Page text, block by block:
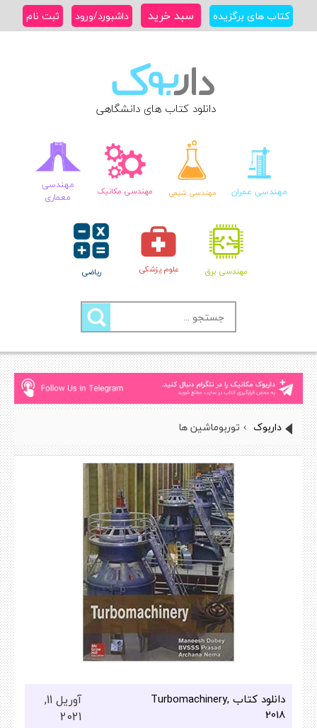
کتاب های برگزیده سبد خرید داشبورد/ورود ثبت نام
دانلود کتاب های دانشگاهی
مهندسی عمران مهندسی شیمی مهندسی مکانیک
مهندسی
معماری
مهندسی برق علوم پزشکی ریاضی
جستجو
برای:
داربوک › توربوماشین ها
دانلود کتاب Turbomachinery,
2018
آوریل 11,
2021